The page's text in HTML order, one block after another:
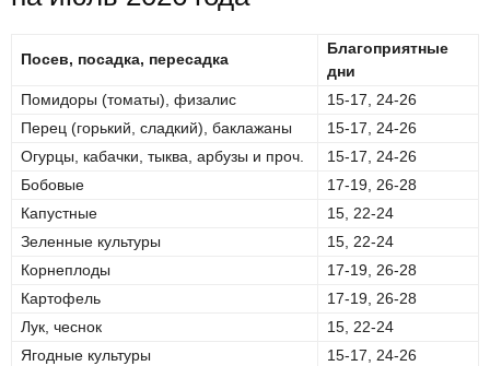
Посев, посадка, пересадка
Благоприятные
дни
Помидоры (томаты), физалис
15-17, 24-26
Перец (горький, сладкий), баклажаны
15-17, 24-26
Огурцы, кабачки, тыква, арбузы и проч.
15-17, 24-26
Бобовые
17-19, 26-28
Капустные
15, 22-24
Зеленные культуры
15, 22-24
Корнеплоды
17-19, 26-28
Картофель
17-19, 26-28
Лук, чеснок
15, 22-24
Ягодные культуры
15-17, 24-26